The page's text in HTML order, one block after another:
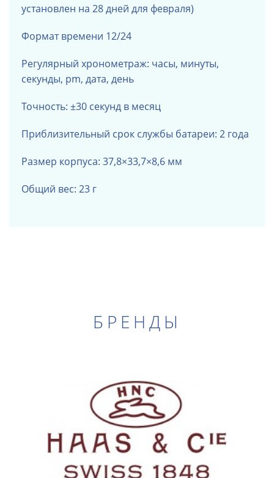
установлен на 28 дней для февраля)
Формат времени 12/24
Регулярный хронометраж: часы, минуты,
секунды, pm, дата, день
Точность: ±30 секунд в месяц
Приблизительный срок службы батареи: 2 года
Размер корпуса: 37,8×33,7×8,6 мм
Общий вес: 23 г
БРЕНДЫ